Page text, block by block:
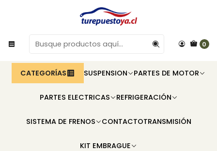
0
CATEGORÍAS SUSPENSION PARTES DE MOTOR
PARTES ELECTRICAS REFRIGERACIÓN
SISTEMA DE FRENOS CONTACTOTRANSMISIÓN
KIT EMBRAGUE